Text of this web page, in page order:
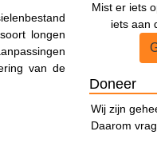
longen
van de
Mist er iets
iets aan
Doneer
Wij zijn
Daarom